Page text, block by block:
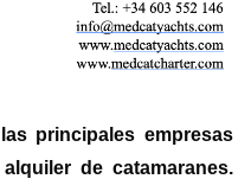
principales empresas
de catamaranes.